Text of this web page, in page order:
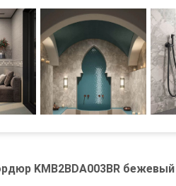
KMB2BDA003BR